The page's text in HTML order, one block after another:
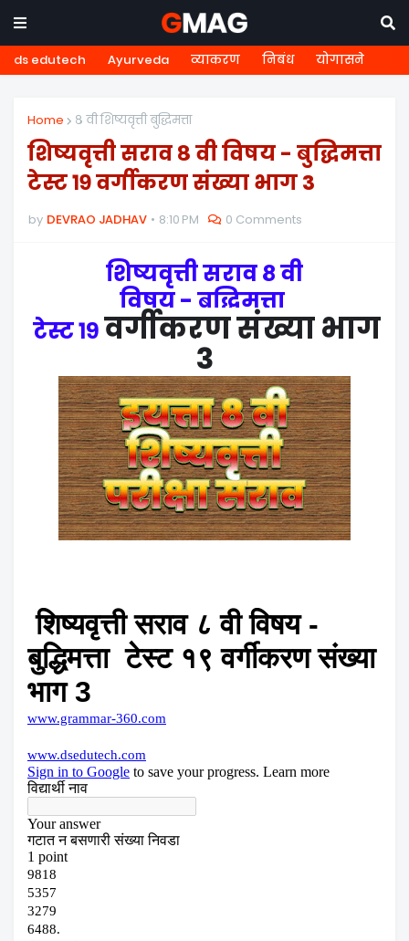
ds edutech Ayurveda व्याकरण निबंध योगासने
Home ८ वी शिष्यवृत्ती बुद्धिमत्ता
शिष्यवृत्ती सराव ८ वी विषय - बुद्धिमत्ता
टेस्ट १९ वर्गीकरण संख्या भाग 3
by DEVRAO JADHAV 8:10 PM 0 Comments
शिष्यवृत्ती सराव ८ वी
विषय - बुद्धिमत्ता
टेस्ट १९वर्गीकरण संख्या भाग
3